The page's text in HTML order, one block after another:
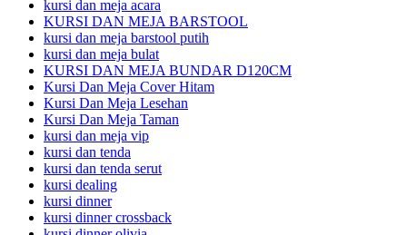
kursi dan meja acara
KURSI DAN MEJA BARSTOOL
kursi dan meja barstool putih
kursi dan meja bulat
KURSI DAN MEJA BUNDAR D120CM
Kursi Dan Meja Cover Hitam
Kursi Dan Meja Lesehan
Kursi Dan Meja Taman
kursi dan meja vip
kursi dan tenda
kursi dan tenda serut
kursi dealing
kursi dinner
kursi dinner crossback